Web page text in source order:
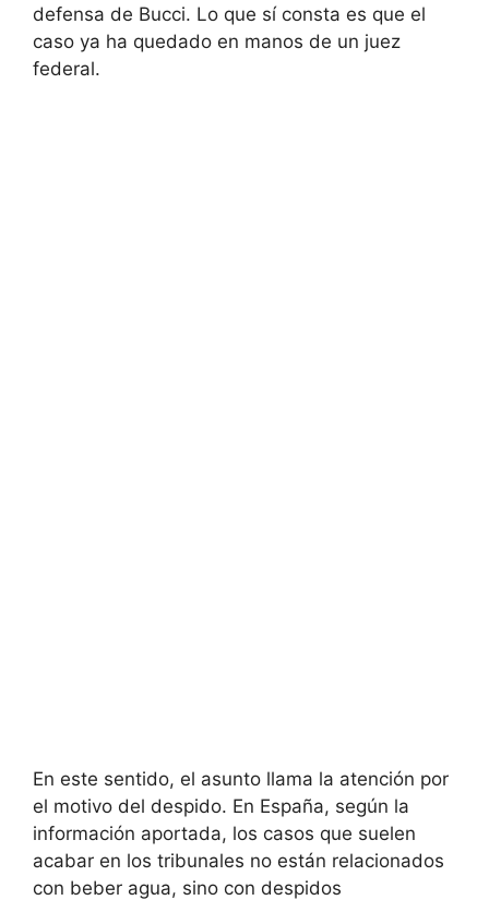
defensa de Bucci. Lo que sí consta es que el
caso ya ha quedado en manos de un juez
federal.
En este sentido, el asunto llama la atención por
el motivo del despido. En España, según la
información aportada, los casos que suelen
acabar en los tribunales no están relacionados
con beber agua, sino con despidos